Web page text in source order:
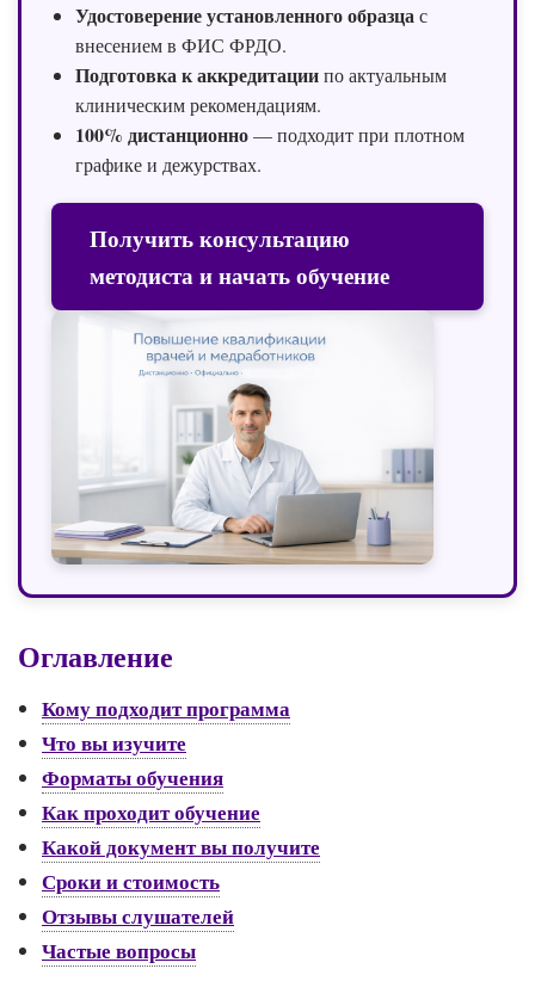
Удостоверение установленного образцас
внесением в ФИС ФРДО.
Подготовка к аккредитациипо актуальным
клиническим рекомендациям.
100% дистанционно— подходит при плотном
графике и дежурствах.
Получить консультацию
методиста и начать обучение
Оглавление
Кому подходит программа
Что вы изучите
Форматы обучения
Как проходит обучение
Какой документ вы получите
Сроки и стоимость
Отзывы слушателей
Частые вопросы